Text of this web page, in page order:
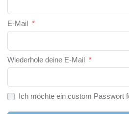
E-Mail *
Wiederhole deine E-Mail *
Ich möchte ein custom Passwort